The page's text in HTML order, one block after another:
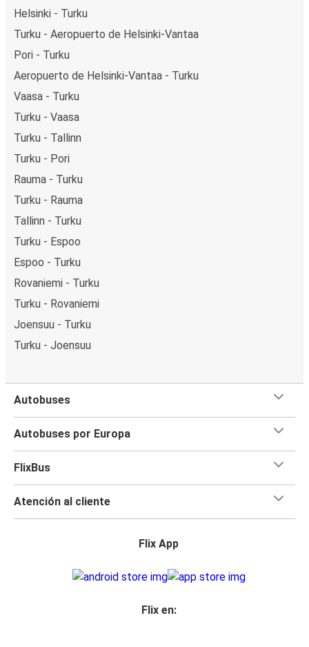
Helsinki - Turku
Turku - Aeropuerto de Helsinki-Vantaa
Pori - Turku
Aeropuerto de Helsinki-Vantaa - Turku
Vaasa - Turku
Turku - Vaasa
Turku - Tallinn
Turku - Pori
Rauma - Turku
Turku - Rauma
Tallinn - Turku
Turku - Espoo
Espoo - Turku
Rovaniemi - Turku
Turku - Rovaniemi
Joensuu - Turku
Turku - Joensuu
Autobuses
Autobuses por Europa
FlixBus
Atención al cliente
Flix App
Flix en: